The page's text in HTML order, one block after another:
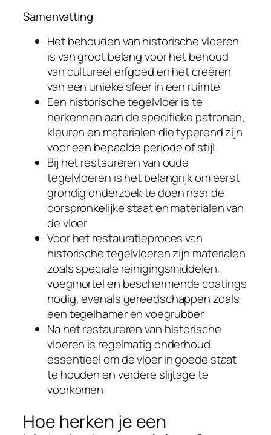
Samenvatting
Het behouden van historische vloeren
is van groot belang voor het behoud
van cultureel erfgoed en het creëren
van een unieke sfeer in een ruimte
Een historische tegelvloer is te
herkennen aan de specifieke patronen,
kleuren en materialen die typerend zijn
voor een bepaalde periode of stijl
Bij het restaureren van oude
tegelvloeren is het belangrijk om eerst
grondig onderzoek te doen naar de
oorspronkelijke staat en materialen van
de vloer
Voor het restauratieproces van
historische tegelvloeren zijn materialen
zoals speciale reinigingsmiddelen,
voegmortel en beschermende coatings
nodig, evenals gereedschappen zoals
een tegelhamer en voegrubber
Na het restaureren van historische
vloeren is regelmatig onderhoud
essentieel om de vloer in goede staat
te houden en verdere slijtage te
voorkomen
Hoe herken je een